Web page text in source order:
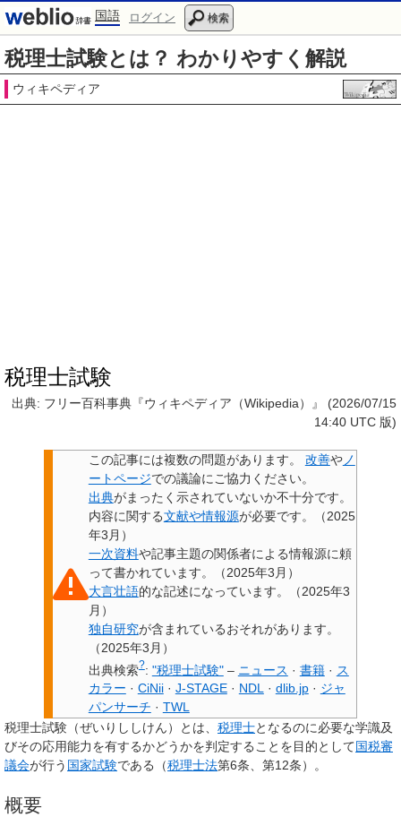
国語 ログイン 検索
税理士試験とは？ わかりやすく解説
ウィキペディア
税理士試験
出典: フリー百科事典『ウィキペディア（Wikipedia）』 (2026/07/15
14:40 UTC 版)
この記事には複数の問題があります。 改善やノ
ートページでの議論にご協力ください。
出典がまったく示されていないか不十分です。
内容に関する文献や情報源が必要です。 （2025
年3月 ）
一次資料や記事主題の関係者による情報源に頼
って書かれています。
（2025年3月 ）
大言壮語的な記述になっています。 （2025年3
月 ）
独自研究が含まれているおそれがあります。
（2025年3月 ）
出典検索?: "税理士試験" – ニュース · 書籍 · ス
カラー · CiNii · J-STAGE · NDL · dlib.jp · ジャ
パンサーチ · TWL
税理士試験 （ぜいりししけん）とは、 税理士となるのに必要な学識及
びその応用能力を有するかどうかを判定することを目的として国税審
議会が行う 国家試験である（税理士法第6条、第12条）。
概要